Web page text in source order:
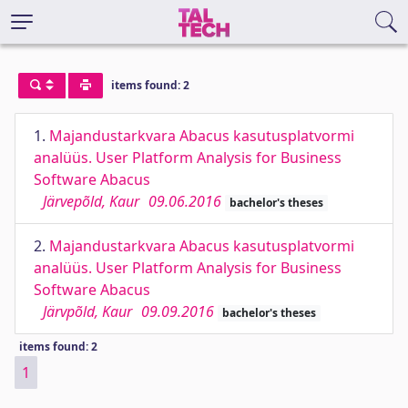
items found: 2
1. Majandustarkvara Abacus kasutusplatvormi
analüüs. User Platform Analysis for Business
Software Abacus
Järvepõld, Kaur 09.06.2016 bachelor's theses
2. Majandustarkvara Abacus kasutusplatvormi
analüüs. User Platform Analysis for Business
Software Abacus
Järvpõld, Kaur 09.09.2016 bachelor's theses
items found: 2
1